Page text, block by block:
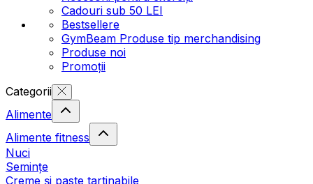
Cadouri sub 50 LEI
Bestsellere
GymBeam Produse tip merchandising
Produse noi
Promoții
Categorii
Alimente
Alimente fitness
Nuci
Semințe
Creme și paste tartinabile